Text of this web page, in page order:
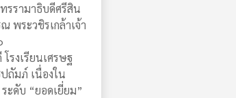
รรามาธิบดีศรีสิน
พระวชิรเกล้าเจ้า
รงเรียนเศรษฐ
ถัมภ์ เนื่องใน
ระดับ “ยอดเยี่ยม”